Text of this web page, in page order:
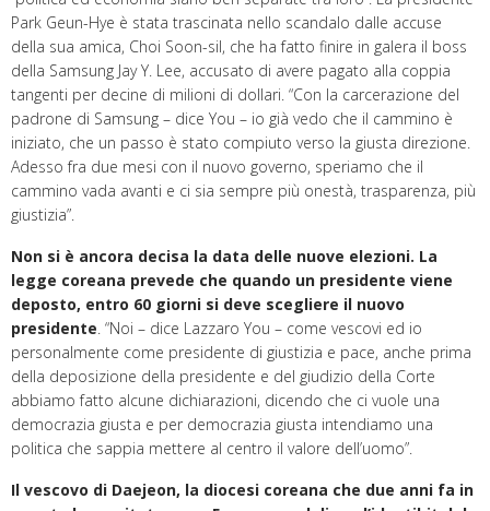
Park Geun-Hye è stata trascinata nello scandalo dalle accuse
della sua amica, Choi Soon-sil, che ha fatto finire in galera il boss
della Samsung Jay Y. Lee, accusato di avere pagato alla coppia
tangenti per decine di milioni di dollari. “Con la carcerazione del
padrone di Samsung – dice You – io già vedo che il cammino è
iniziato, che un passo è stato compiuto verso la giusta direzione.
Adesso fra due mesi con il nuovo governo, speriamo che il
cammino vada avanti e ci sia sempre più onestà, trasparenza, più
giustizia”.
Non si è ancora decisa la data delle nuove elezioni. La
legge coreana prevede che quando un presidente viene
deposto, entro 60 giorni si deve scegliere il nuovo
presidente . “Noi – dice Lazzaro You – come vescovi ed io
personalmente come presidente di giustizia e pace, anche prima
della deposizione della presidente e del giudizio della Corte
abbiamo fatto alcune dichiarazioni, dicendo che ci vuole una
democrazia giusta e per democrazia giusta intendiamo una
politica che sappia mettere al centro il valore dell’uomo”.
Il vescovo di Daejeon, la diocesi coreana che due anni fa in